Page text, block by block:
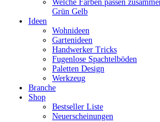
Welche Farben passen
Grün Gelb
Ideen
Wohnideen
Gartenideen
Handwerker Tricks
Fugenlose Spachtelböden
Paletten Design
Werkzeug
Branche
Shop
Bestseller Liste
Neuerscheinungen